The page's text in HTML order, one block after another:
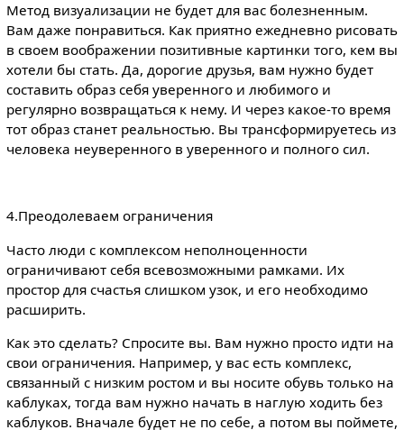
Метод визуализации не будет для вас болезненным.
Вам даже понравиться. Как приятно ежедневно рисовать
в своем воображении позитивные картинки того, кем вы
хотели бы стать. Да, дорогие друзья, вам нужно будет
составить образ себя уверенного и любимого и
регулярно возвращаться к нему. И через какое-то время
тот образ станет реальностью. Вы трансформируетесь из
человека неуверенного в уверенного и полного сил.
4.Преодолеваем ограничения
Часто люди с комплексом неполноценности
ограничивают себя всевозможными рамками. Их
простор для счастья слишком узок, и его необходимо
расширить.
Как это сделать? Спросите вы. Вам нужно просто идти на
свои ограничения. Например, у вас есть комплекс,
связанный с низким ростом и вы носите обувь только на
каблуках, тогда вам нужно начать в наглую ходить без
каблуков. Вначале будет не по себе, а потом вы поймете,